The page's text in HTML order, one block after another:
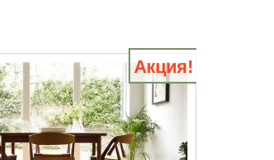
Акция!